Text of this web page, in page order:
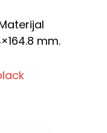
mm.